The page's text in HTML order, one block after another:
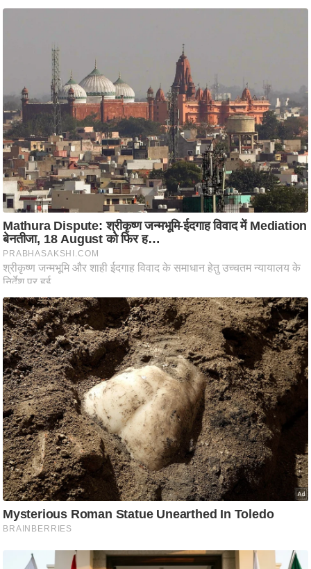
य
प
र
स
मी
क्षा
ध
र्म
ज्यो
ति
ष
प्र
भु
म
हि
मा
/
ध
र्म
स्थ
ल
व्र
त
त्यो